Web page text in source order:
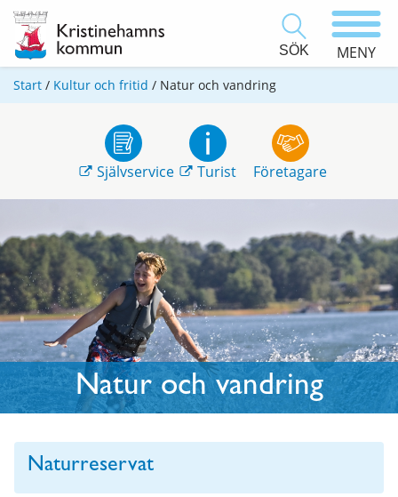
SÖK MENY
Start / Kultur och fritid / Natur och vandring
Självservice Turist Företagare
Natur och vandring
Naturreservat